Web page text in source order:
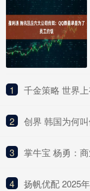
1 千金策略 世界
2 创界 韩国为何
3 掌牛宝 杨勇：
4 扬帆优配 2025